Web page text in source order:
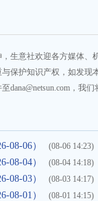
生意社欢迎各方媒体、
保护知识产权，如发现
，我们
08-06） (08-06 14:23)
08-04） (08-04 14:18)
08-03） (08-03 14:17)
08-01） (08-01 14:15)